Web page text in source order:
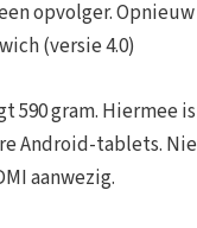
opvolger.
(versie 4.0)
590 gram.
Android-tablets.
aanwezig.